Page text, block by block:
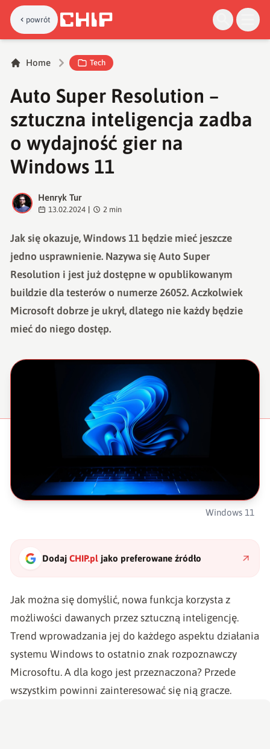
powrót
Home Tech
Auto Super Resolution –
sztuczna inteligencja zadba
o wydajność gier na
Windows 11
H
Henryk Tur
13.02.2024 2 min
Jak się okazuje, Windows 11 będzie mieć jeszcze
jedno usprawnienie. Nazywa się Auto Super
Resolution i jest już dostępne w opublikowanym
buildzie dla testerów o numerze 26052. Aczkolwiek
Microsoft dobrze je ukrył, dlatego nie każdy będzie
mieć do niego dostęp.
Windows 11
DodajCHIP.pl jako preferowane źródło
Jak można się domyślić, nowa funkcja korzysta z
możliwości dawanych przez sztuczną inteligencję.
Trend wprowadzania jej do każdego aspektu działania
systemu Windows to ostatnio znak rozpoznawczy
Microsoftu. A dla kogo jest przeznaczona? Przede
wszystkim powinni zainteresować się nią gracze.